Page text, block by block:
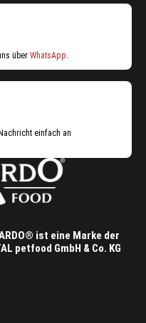
über WhatsApp.
einfach an
ist eine Marke der
petfood GmbH & Co. KG